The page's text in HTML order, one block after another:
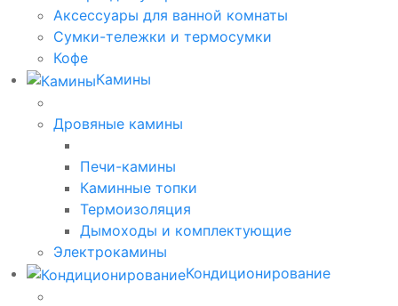
Аксессуары для ванной комнаты
Сумки-тележки и термосумки
Кофе
Камины
Дровяные камины
Печи-камины
Каминные топки
Термоизоляция
Дымоходы и комплектующие
Электрокамины
Кондиционирование